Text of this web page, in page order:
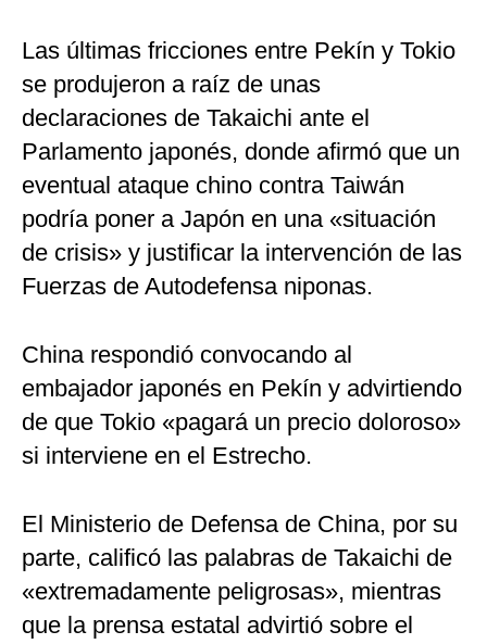
Las últimas fricciones entre Pekín y Tokio
se produjeron a raíz de unas
declaraciones de Takaichi ante el
Parlamento japonés, donde afirmó que un
eventual ataque chino contra Taiwán
podría poner a Japón en una «situación
de crisis» y justificar la intervención de las
Fuerzas de Autodefensa niponas.
China respondió convocando al
embajador japonés en Pekín y advirtiendo
de que Tokio «pagará un precio doloroso»
si interviene en el Estrecho.
El Ministerio de Defensa de China, por su
parte, calificó las palabras de Takaichi de
«extremadamente peligrosas», mientras
que la prensa estatal advirtió sobre el